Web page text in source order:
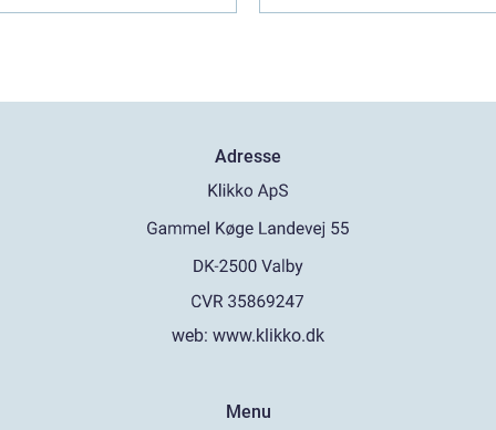
Adresse
web: www.klikko.dk
Menu